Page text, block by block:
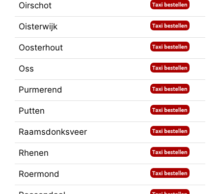
Oirschot
Oisterwijk
Oosterhout
Oss
Purmerend
Putten
Raamsdonksveer
Rhenen
Roermond